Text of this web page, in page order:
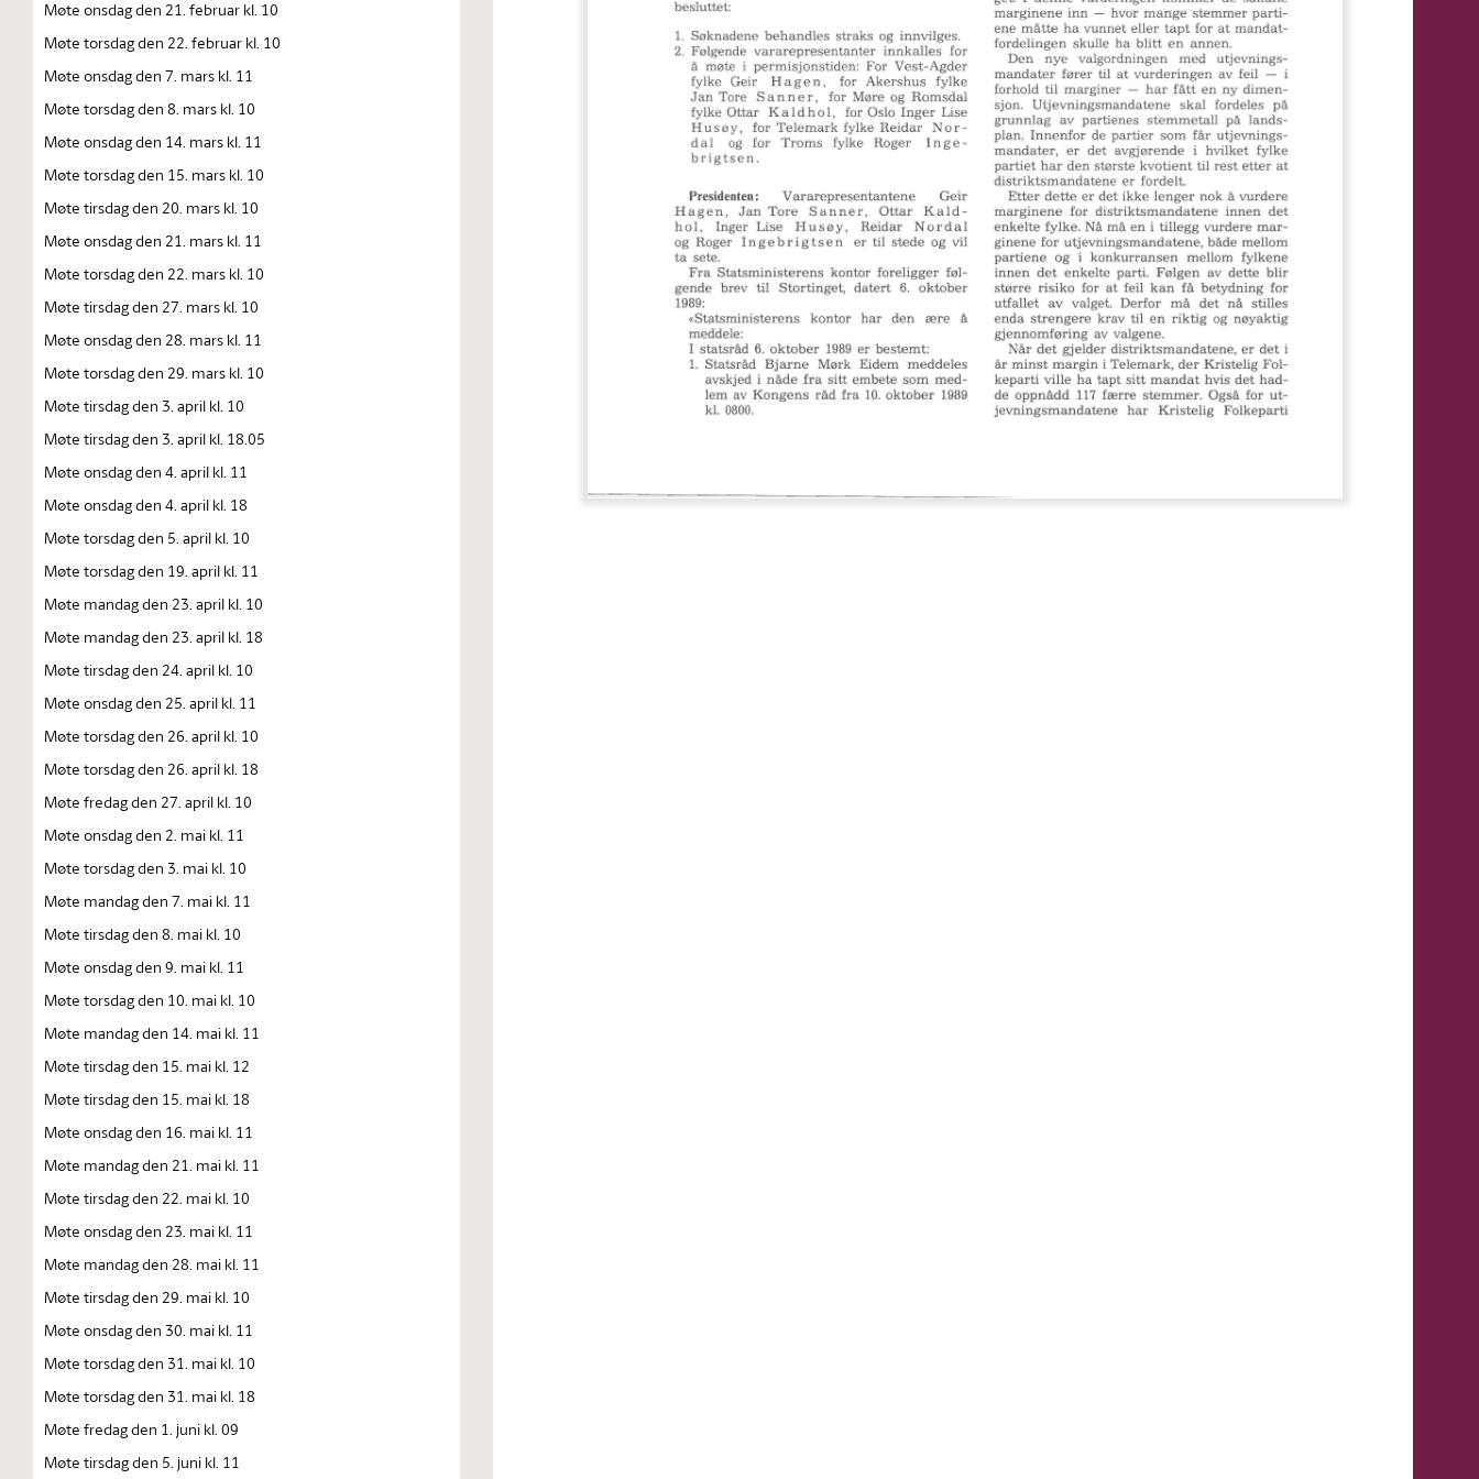
Møte onsdag den 21. februar kl. 10
Møte torsdag den 22. februar kl. 10
Møte onsdag den 7. mars kl. 11
Møte torsdag den 8. mars kl. 10
Møte onsdag den 14. mars kl. 11
Møte torsdag den 15. mars kl. 10
Møte tirsdag den 20. mars kl. 10
Møte onsdag den 21. mars kl. 11
Møte torsdag den 22. mars kl. 10
Møte tirsdag den 27. mars kl. 10
Møte onsdag den 28. mars kl. 11
Møte torsdag den 29. mars kl. 10
Møte tirsdag den 3. april kl. 10
Møte tirsdag den 3. april kl. 18.05
Møte onsdag den 4. april kl. 11
Møte onsdag den 4. april kl. 18
Møte torsdag den 5. april kl. 10
Møte torsdag den 19. april kl. 11
Møte mandag den 23. april kl. 10
Møte mandag den 23. april kl. 18
Møte tirsdag den 24. april kl. 10
Møte onsdag den 25. april kl. 11
Møte torsdag den 26. april kl. 10
Møte torsdag den 26. april kl. 18
Møte fredag den 27. april kl. 10
Møte onsdag den 2. mai kl. 11
Møte torsdag den 3. mai kl. 10
Møte mandag den 7. mai kl. 11
Møte tirsdag den 8. mai kl. 10
Møte onsdag den 9. mai kl. 11
Møte torsdag den 10. mai kl. 10
Møte mandag den 14. mai kl. 11
Møte tirsdag den 15. mai kl. 12
Møte tirsdag den 15. mai kl. 18
Møte onsdag den 16. mai kl. 11
Møte mandag den 21. mai kl. 11
Møte tirsdag den 22. mai kl. 10
Møte onsdag den 23. mai kl. 11
Møte mandag den 28. mai kl. 11
Møte tirsdag den 29. mai kl. 10
Møte onsdag den 30. mai kl. 11
Møte torsdag den 31. mai kl. 10
Møte torsdag den 31. mai kl. 18
Møte fredag den 1. juni kl. 09
Møte tirsdag den 5. juni kl. 11